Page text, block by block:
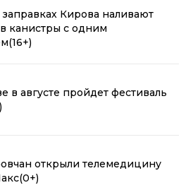
Кирова наливают
канистры с одним
(16+)
в августе пройдет фестиваль
открыли телемедицину
(0+)